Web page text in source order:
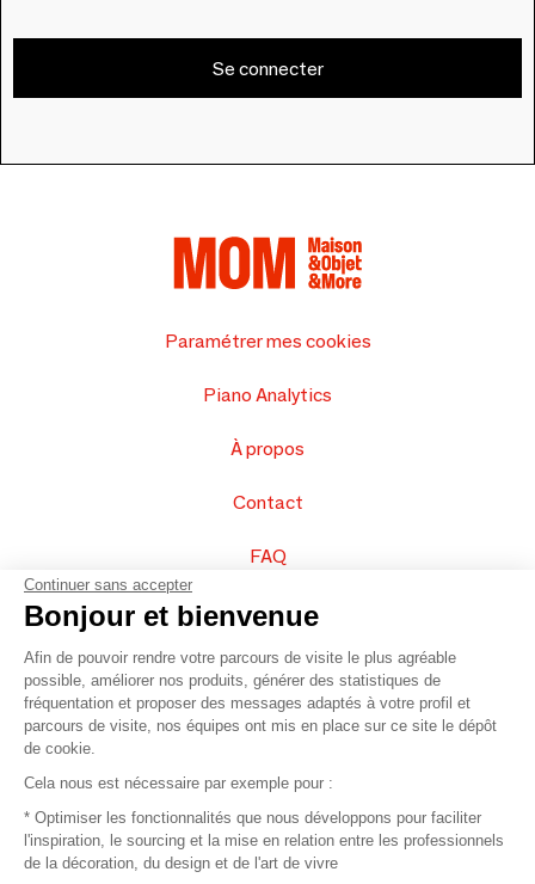
Se connecter
Paramétrer mes cookies
Piano Analytics
À propos
Contact
FAQ
Vendez vos produits
Plan du site
© 2016 –Organisation SAFI
Recrutement
Continuer sans accepter
Bonjour et bienvenue
Afin de pouvoir rendre votre parcours de visite le plus agréable
possible, améliorer nos produits, générer des statistiques de
fréquentation et proposer des messages adaptés à votre profil et
parcours de visite, nos équipes ont mis en place sur ce site le dépôt
de cookie.
Cela nous est nécessaire par exemple pour :
* Optimiser les fonctionnalités que nous développons pour faciliter
l'inspiration, le sourcing et la mise en relation entre les professionnels
de la décoration, du design et de l'art de vivre